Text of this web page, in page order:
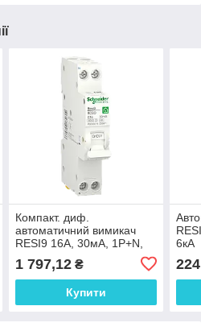
Компакт. диф.
автоматичний вимикач
RESI9 16А, 30мA, 1P+N,
1 797,12₴
Купити
6кА